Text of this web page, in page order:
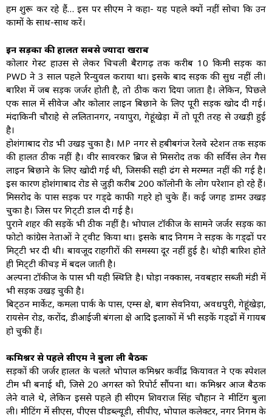
हम शुरू कर रहे हैं… इस पर सीएम ने कहा- यह पहले क्यों नहीं सोचा कि उन
कामों के साथ-साथ करें।
इन सड़कों की हालत सबसे ज्यादा खराब
कोलार गेस्ट हाउस से लेकर चिचली बैरागढ़ तक करीब 10 किमी सड़क का
PWD ने 3 साल पहले रिन्युवल कराया था। इसके बाद सड़क की सुध नहीं ली।
बारिश में जब सड़क जर्जर होती है, तो ठीक करा दिया जाता है। लेकिन, पिछले
एक साल में सीवेज और कोलार लाइन बिछाने के लिए पूरी सड़क खोद दी गई।
मंदाकिनी चौराहे से ललितानगर, नयापुरा, गेहूंखेड़ा में तो पूरी तरह से उखड़ी हुई
है।
होशंगाबाद रोड भी उखड़ चुका है। MP नगर से हबीबगंज रेलवे स्टेशन तक सड़क
की हालत ठीक नहीं है। वीर सावरकर ब्रिज से मिसरोद तक की सर्विस लेन गैस
लाइन बिछाने के लिए खोदी गई थी, जिसकी सही ढंग से मरम्मत नहीं की गई है।
इस कारण होशंगाबाद रोड से जुड़ी करीब 200 कॉलोनी के लोग परेशान हो रहे हैं।
मिसरोद के पास सड़क पर गड्‌ढे काफी गहरे हो चुके हैं। कई जगह डामर उखड़
चुका है। जिस पर गिट्‌टी डाल दी गई है।
पुराने शहर की सड़कें भी ठीक नहीं है। भोपाल टॉकीज के सामने जर्जर सड़क का
फोटो कांग्रेस नेताओं ने ट्वीट किया था। इसके बाद निगम ने सड़क के गड्‌ढों पर
मिट्‌टी भर दी थी। बावजूद राहगीरों की समस्या दूर नहीं हुई है। थोड़ी बारिश होते
ही मिट्‌टी कीचड़ में बदल जाती है।
अल्पना टॉकीज के पास भी यही स्थिति है। घोड़ा नक्कास, नवबहार सब्जी मंडी में
भी सड़क उखड़ चुकी है।
बिट्‌ठन मार्केट, कमला पार्क के पास, एम्स क्षेत्र, बाग सेवनिया, अवधपुरी, गेहूंखेड़ा,
रायसेन रोड, करोंद, डीआईजी बंगला क्षेत्र आदि इलाकों में भी सड़कें गड्‌ढों में गायब
हो चुकी हैं।
कमिश्नर से पहले सीएम ने बुला ली बैठक
सड़कों की जर्जर हालत के चलते भोपाल कमिश्नर कवींद्र कियावत ने एक स्पेशल
टीम भी बनाई थी, जिसे 20 अगस्त को रिपोर्ट सौंपना था। कमिश्नर आज बैठक
लेने वाले थे, लेकिन इससे पहले ही सीएम शिवराज सिंह चौहान ने मीटिंग बुला
ली। मीटिंग में सीएस, पीएस पीडब्ल्यूडी, सीपीए, भोपाल कलेक्टर, नगर निगम के